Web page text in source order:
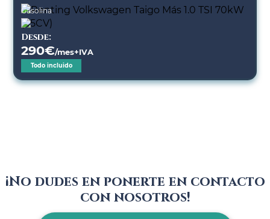
Gasolina
Desde:
290€/mes+IVA
Todo incluido
¡No dudes en ponerte en contacto
con nosotros!